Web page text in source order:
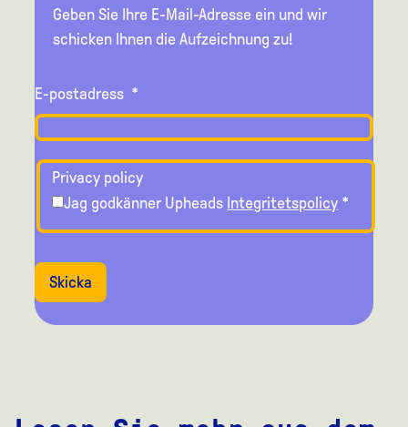
Geben Sie Ihre E-Mail-Adresse ein und wir
schicken Ihnen die Aufzeichnung zu!
E-postadress *
Privacy policy
Jag godkänner Upheads Integritetspolicy *
Skicka